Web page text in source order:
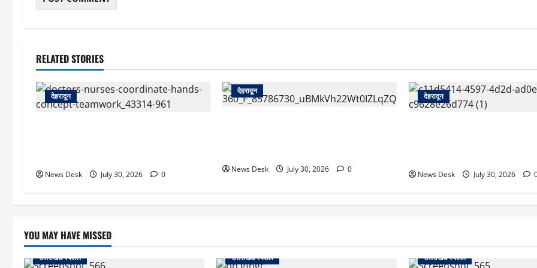
RELATED STORIES
देहरादून
News Desk July 30, 2026 0
देहरादून
News Desk July 30, 2026 0
देहरादून
News Desk July 30, 2026
YOU MAY HAVE MISSED
उत्तराखंड स्पेशल उत्तराखंड स्पेशल उत्तराखंड स्पेशल